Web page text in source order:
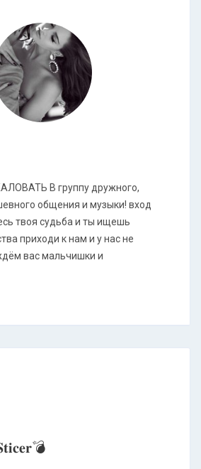
В группу дружного,
общения и музыки! вход
твоя судьба и ты ищешь
приходи к нам и у нас не
вас мальчишки и